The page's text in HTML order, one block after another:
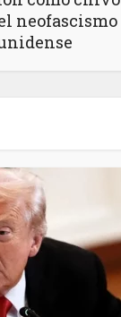
neofascismo